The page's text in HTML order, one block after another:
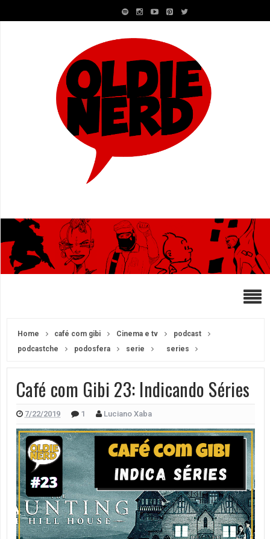
Home café com gibi Cinema e tv
podcast
podcastche
podosfera serie series
Café com Gibi 23: Indicando Séries
7/22/2019 1 Luciano Xaba